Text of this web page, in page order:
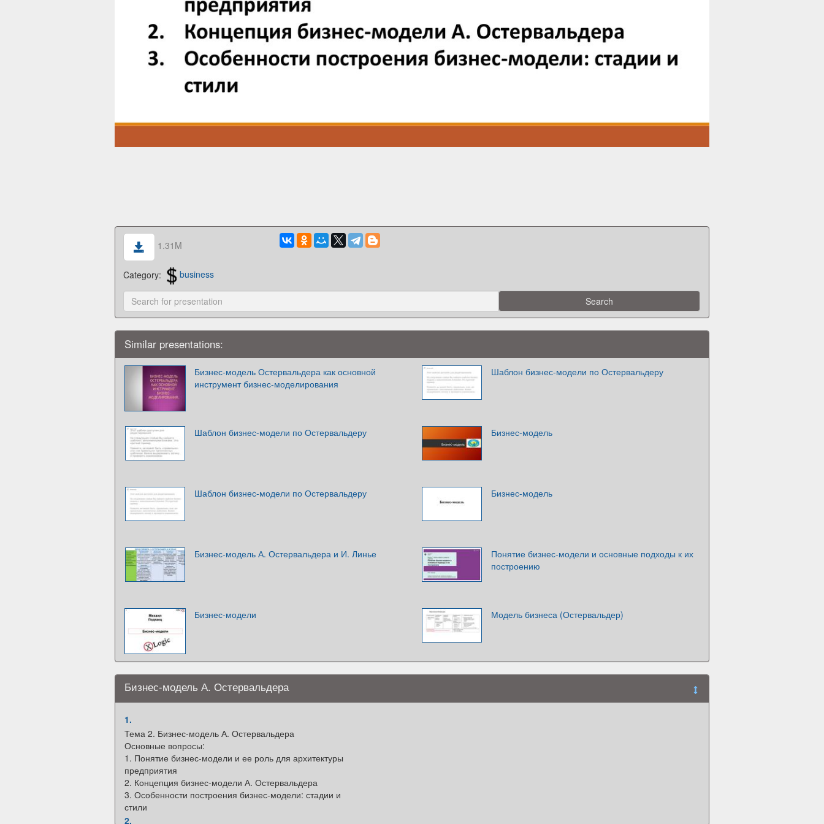
1.31M
Category: business
Similar presentations:
Бизнес-модель Остервальдера как основной
инструмент бизнес-моделирования
Шаблон бизнес-модели по Остервальдеру
Шаблон бизнес-модели по Остервальдеру Бизнес-модель
Шаблон бизнес-модели по Остервальдеру Бизнес-модель
Бизнес-модель А. Остервальдера и И. Линье
Понятие бизнес-модели и основные подходы к их
построению
Бизнес-модели Модель бизнеса (Остервальдер)
Бизнес-модель А. Остервальдера
1.
Тема 2. Бизнес-модель А. Остервальдера
Основные вопросы:
1. Понятие бизнес-модели и ее роль для архитектуры
предприятия
2. Концепция бизнес-модели А. Остервальдера
3. Особенности построения бизнес-модели: стадии и
стили
2.